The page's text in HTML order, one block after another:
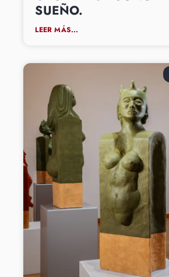
SUEÑO.
LEER MÁS...